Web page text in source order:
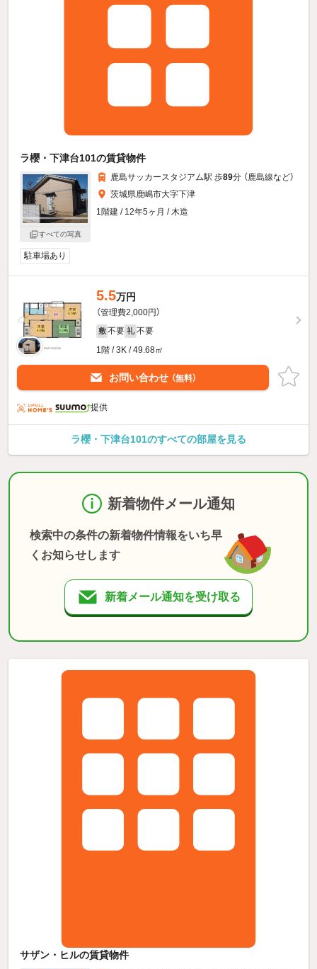
ラ櫻・下津台101の賃貸物件
すべての写真
鹿島サッカースタジアム駅 歩89分 （鹿島線など）
茨城県鹿嶋市大字下津
1階建 / 12年5ヶ月 / 木造
駐車場あり
5.5万円
（管理費2,000円）
敷 不要 礼 不要
1階 / 3K / 49.68㎡
お問い合わせ （無料）
提供
ラ櫻・下津台101のすべての部屋を見る
新着物件メール通知
検索中の条件の新着物件情報をいち早
くお知らせします
新着メール通知を受け取る
サザン・ヒルの賃貸物件